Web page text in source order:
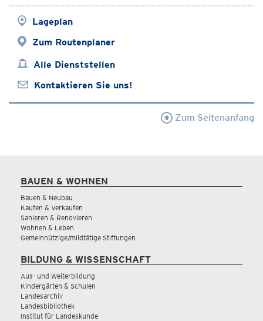
Lageplan
Zum Routenplaner
Alle Dienststellen
Kontaktieren Sie uns!
Zum Seitenanfang
BAUEN & WOHNEN
Bauen & Neubau
Kaufen & Verkaufen
Sanieren & Renovieren
Wohnen & Leben
Gemeinnützige/mildtätige Stiftungen
BILDUNG & WISSENSCHAFT
Aus- und Weiterbildung
Kindergärten & Schulen
Landesarchiv
Landesbibliothek
Institut für Landeskunde